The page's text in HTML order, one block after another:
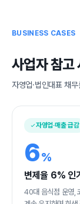
BUSINESS CASES
사업자 참고
자영업·법인대표 채
자영업·매출 급감
6%
변제율 6% 인
40대 음식점 운영,